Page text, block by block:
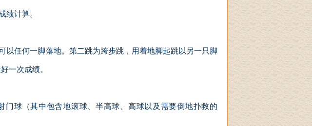
绩计算。
任何一脚落地。第二跳为跨步跳，用着地脚起跳以另一只脚
一次成绩。
门球（其中包含地滚球、半高球、高球以及需要倒地扑救的